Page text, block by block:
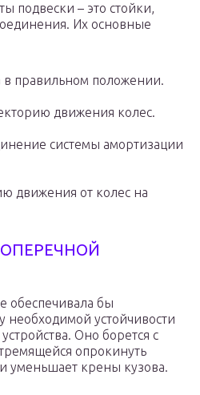
подвески – это стойки,
Их основные
в правильном положении.
движения колес.
системы амортизации
движения от колес на
обеспечивала бы
необходимой устойчивости
Оно борется с
опрокинуть
уменьшает крены кузова.